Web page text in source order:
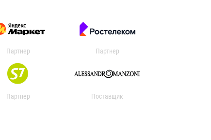
Партнер Партнер
Партнер Поставщик